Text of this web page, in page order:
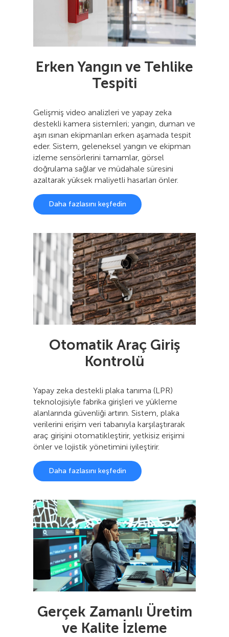
Erken Yangın ve Tehlike
Tespiti
Gelişmiş video analizleri ve yapay zeka
destekli kamera sistemleri; yangın, duman ve
aşırı ısınan ekipmanları erken aşamada tespit
eder. Sistem, geleneksel yangın ve ekipman
izleme sensörlerini tamamlar, görsel
doğrulama sağlar ve müdahale süresini
azaltarak yüksek maliyetli hasarları önler.
Daha fazlasını keşfedin
Otomatik Araç Giriş
Kontrolü
Yapay zeka destekli plaka tanıma (LPR)
teknolojisiyle fabrika girişleri ve yükleme
alanlarında güvenliği artırın. Sistem, plaka
verilerini erişim veri tabanıyla karşılaştırarak
araç girişini otomatikleştirir, yetkisiz erişimi
önler ve lojistik yönetimini iyileştirir.
Daha fazlasını keşfedin
Gerçek Zamanlı Üretim
ve Kalite İzleme